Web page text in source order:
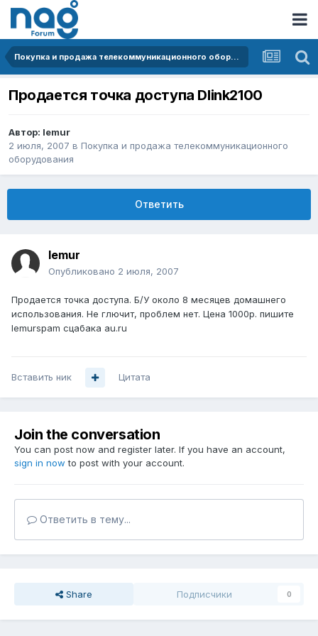
Покупка и продажа телекоммуникационного оборудования
Продается точка доступа Dlink2100
Автор: lemur
2 июля, 2007 в Покупка и продажа телекоммуникационного
оборудования
Ответить
lemur
Опубликовано 2 июля, 2007
Продается точка доступа. Б/У около 8 месяцев домашнего
использования. Не глючит, проблем нет. Цена 1000р. пишите
lemurspam сцабака au.ru
Вставить ник Цитата
Join the conversation
You can post now and register later. If you have an account,
sign in now to post with your account.
Ответить в тему...
Share Подписчики 0